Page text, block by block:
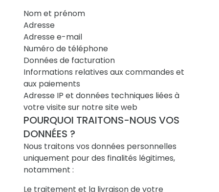
Nom et prénom
Adresse
Adresse e-mail
Numéro de téléphone
Données de facturation
Informations relatives aux commandes et
aux paiements
Adresse IP et données techniques liées à
votre visite sur notre site web
POURQUOI TRAITONS-NOUS VOS
DONNÉES ?
Nous traitons vos données personnelles
uniquement pour des finalités légitimes,
notamment :
Le traitement et la livraison de votre